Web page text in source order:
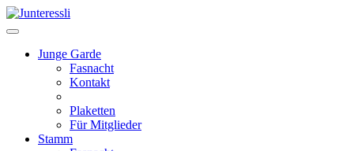
Zum Hauptinhalt springen
Junge Garde
Fasnacht
Kontakt
Plaketten
Für Mitglieder
Stamm